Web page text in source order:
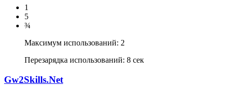
1
5
¾
Максимум использований: 2
Перезарядка использований: 8 сек
Gw2Skills.Net